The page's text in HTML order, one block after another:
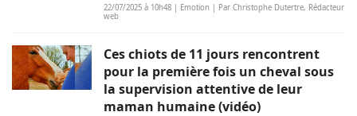
22/07/2025 à 10h48 | Emotion | Par Christophe Dutertre, Rédacteur
web
Ces chiots de 11 jours rencontrent
pour la première fois un cheval sous
la supervision attentive de leur
maman humaine (vidéo)